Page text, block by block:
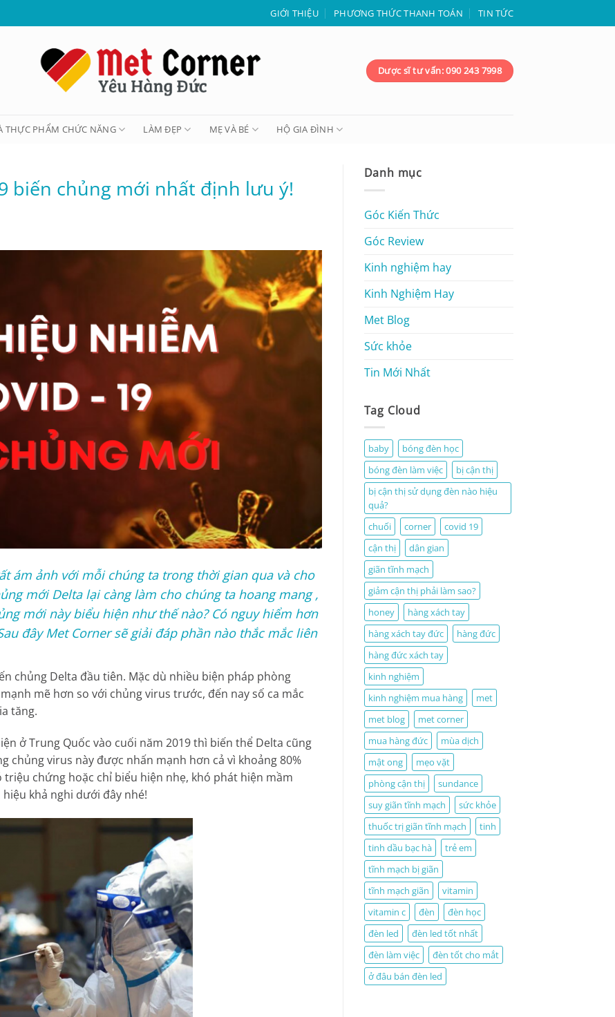
GIỚI THIỆU PHƯƠNG THỨC THANH TOÁN TIN TỨC
Dược sĩ tư vấn: 090 243 7998
THỰC PHẨM CHỨC NĂNG LÀM ĐẸP MẸ VÀ BÉ HỘ GIA ĐÌNH
biến chủng mới nhất định lưu ý!
ám ảnh với mỗi chúng ta trong thời gian qua và cho
mới Delta lại càng làm cho chúng ta hoang mang ,
mới này biểu hiện như thế nào? Có nguy hiểm hơn
đây Met Corner sẽ giải đáp phần nào thắc mắc liên
chủng Delta đầu tiên. Mặc dù nhiều biện pháp phòng
mẽ hơn so với chủng virus trước, đến nay số ca mắc
tăng.
ở Trung Quốc vào cuối năm 2019 thì biến thể Delta cũng
chủng virus này được nhấn mạnh hơn cả vì khoảng 80%
chứng hoặc chỉ biểu hiện nhẹ, khó phát hiện mầm
khả nghi dưới đây nhé!
Danh mục
Góc Kiến Thức
Góc Review
Kinh nghiệm hay
Kinh Nghiệm Hay
Met Blog
Sức khỏe
Tin Mới Nhất
Tag Cloud
baby
bóng đèn học
bóng đèn làm việc
bị cận thị
bị cận thị sử dụng đèn nào hiệu
quả?
chuối
corner
covid 19
cận thị
dân gian
giãn tĩnh mạch
giảm cận thị phải làm sao?
honey
hàng xách tay
hàng xách tay đức
hàng đức
hàng đức xách tay
kinh nghiệm
kinh nghiệm mua hàng
met
met blog
met corner
mua hàng đức
mùa dịch
mật ong
mẹo vặt
phòng cận thị
sundance
suy giãn tĩnh mạch
sức khỏe
thuốc trị giãn tĩnh mạch
tinh
tinh dầu bạc hà
trẻ em
tĩnh mạch bị giãn
tĩnh mạch giãn
vitamin
vitamin c
đèn
đèn học
đèn led
đèn led tốt nhất
đèn làm việc
đèn tốt cho mắt
ở đâu bán đèn led